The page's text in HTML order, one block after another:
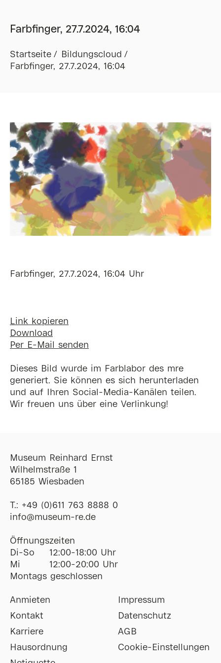
Farbfinger, 27.7.2024, 16:04
Startseite
Bildungscloud
Farbfinger, 27.7.2024, 16:04
Farbfinger, 27.7.2024, 16:04 Uhr
Link kopieren
Download
Per E-Mail senden
Dieses Bild wurde im Farblabor des mre
generiert. Sie können es sich herunterladen
und auf Ihren Social-Media-Kanälen teilen.
Wir freuen uns über eine Verlinkung!
Museum Reinhard Ernst
Wilhelmstraße 1
65185 Wiesbaden
T.: +49 (0)611 763 8888 0
ofni@museum-re de
Öffnungszeiten
Di-So
12:00-18:00 Uhr
Mi
12:00-20:00 Uhr
Montags geschlossen
Anmieten
Kontakt
Karriere
Hausordnung
Impressum
Datenschutz
AGB
Cookie-Einstellungen